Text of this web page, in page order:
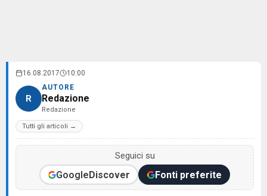
16.08.2017 10:00
R
AUTORE
Redazione
Redazione
Tutti gli articoli →
Seguici su
GoogleDiscover Fonti preferite